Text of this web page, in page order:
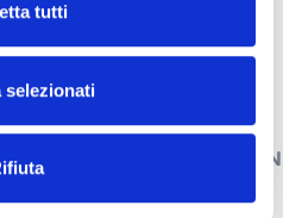
tutti
selezionati
DOCUMENTATION